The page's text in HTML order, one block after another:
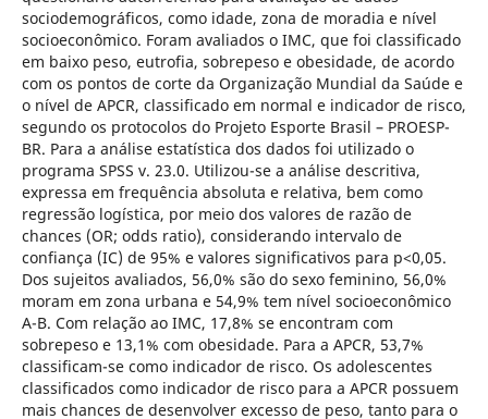
sociodemográficos, como idade, zona de moradia e nível
socioeconômico. Foram avaliados o IMC, que foi classificado
em baixo peso, eutrofia, sobrepeso e obesidade, de acordo
com os pontos de corte da Organização Mundial da Saúde e
o nível de APCR, classificado em normal e indicador de risco,
segundo os protocolos do Projeto Esporte Brasil – PROESP-
BR. Para a análise estatística dos dados foi utilizado o
programa SPSS v. 23.0. Utilizou-se a análise descritiva,
expressa em frequência absoluta e relativa, bem como
regressão logística, por meio dos valores de razão de
chances (OR; odds ratio), considerando intervalo de
confiança (IC) de 95% e valores significativos para p<0,05.
Dos sujeitos avaliados, 56,0% são do sexo feminino, 56,0%
moram em zona urbana e 54,9% tem nível socioeconômico
A-B. Com relação ao IMC, 17,8% se encontram com
sobrepeso e 13,1% com obesidade. Para a APCR, 53,7%
classificam-se como indicador de risco. Os adolescentes
classificados como indicador de risco para a APCR possuem
mais chances de desenvolver excesso de peso, tanto para o